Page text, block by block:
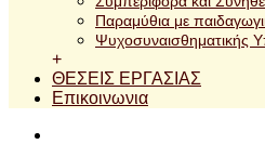
Παραμύθια με
Ψυχοσυναισθηματικής
+
ΘΕΣΕΙΣ ΕΡΓΑΣΙΑΣ
Επικοινωνια